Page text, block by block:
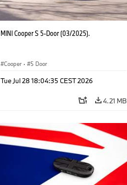
MINI Cooper S 5-Door (03/2025).
Cooper · 5 Door
Tue Jul 28 18:04:35 CEST 2026
4.21 MB